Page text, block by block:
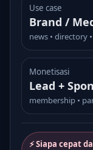
Use case
Brand /
news • directory
Monetisasi
Lead +
membership •
⚡ Siapa cepat